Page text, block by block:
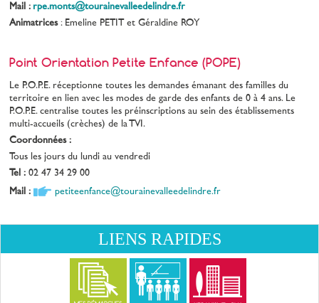
Mail : rpe.monts@tourainevalleedelindre.fr
Animatrices: Emeline PETIT et Géraldine ROY
Point Orientation Petite Enfance (POPE)
Le P.O.P.E. réceptionne toutes les demandes émanant des familles du
territoire en lien avec les modes de garde des enfants de 0 à 4 ans. Le
P.O.P.E. centralise toutes les préinscriptions au sein des établissements
multi-accueils (crèches) de la TVI.
Coordonnées :
Tous les jours du lundi au vendredi
Tel : 02 47 34 29 00
Mail :
petiteenfance@tourainevalleedelindre.fr
LIENS RAPIDES